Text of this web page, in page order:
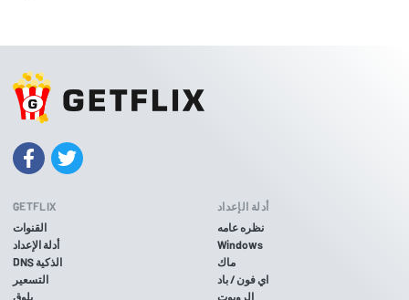
GETFLIX
القنوات
أدلة الإعداد
DNS الذكية
التسعير
بلوق
أدلة الإعداد
نظره عامه
Windows
ماك
اي فون / باد
الروبوت